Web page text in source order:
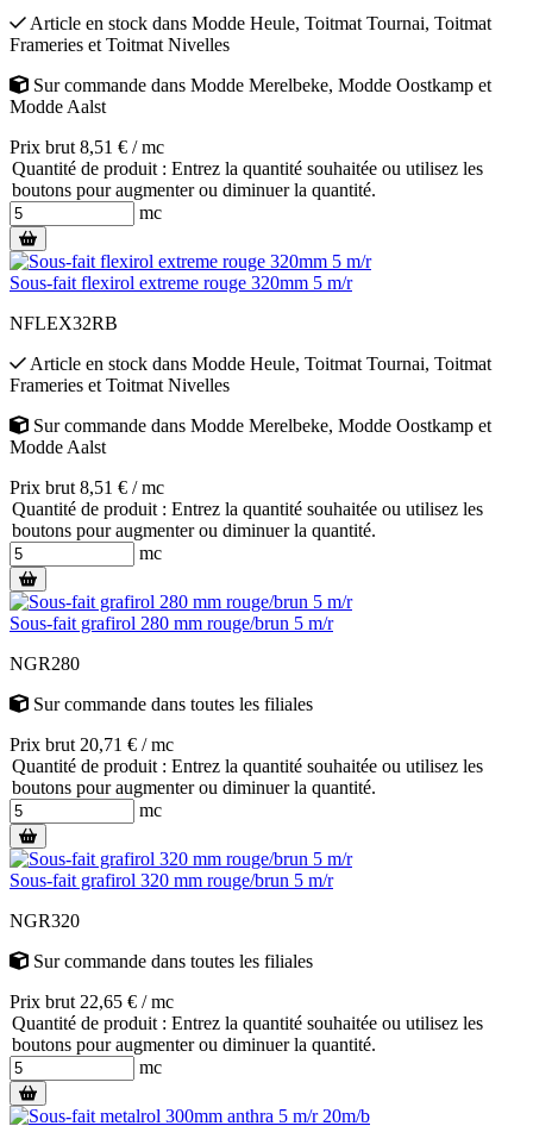
Article en stock dans Modde Heule, Toitmat Tournai, Toitmat
Frameries et Toitmat Nivelles
Sur commande dans Modde Merelbeke, Modde Oostkamp et
Modde Aalst
Prix brut 8,51 € / mc
Quantité de produit : Entrez la quantité souhaitée ou utilisez les
boutons pour augmenter ou diminuer la quantité.
mc
Sous-fait flexirol extreme rouge 320mm 5 m/r
NFLEX32RB
Article en stock dans Modde Heule, Toitmat Tournai, Toitmat
Frameries et Toitmat Nivelles
Sur commande dans Modde Merelbeke, Modde Oostkamp et
Modde Aalst
Prix brut 8,51 € / mc
Quantité de produit : Entrez la quantité souhaitée ou utilisez les
boutons pour augmenter ou diminuer la quantité.
mc
Sous-fait grafirol 280 mm rouge/brun 5 m/r
NGR280
Sur commande dans toutes les filiales
Prix brut 20,71 € / mc
Quantité de produit : Entrez la quantité souhaitée ou utilisez les
boutons pour augmenter ou diminuer la quantité.
mc
Sous-fait grafirol 320 mm rouge/brun 5 m/r
NGR320
Sur commande dans toutes les filiales
Prix brut 22,65 € / mc
Quantité de produit : Entrez la quantité souhaitée ou utilisez les
boutons pour augmenter ou diminuer la quantité.
mc